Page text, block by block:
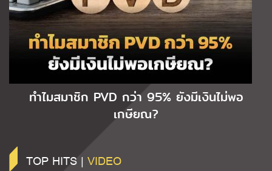
ทำไมสมาชิก PVD กว่า 95% ยังมีเงินไม่พอ
เกษียณ?
TOP HITS | VIDEO